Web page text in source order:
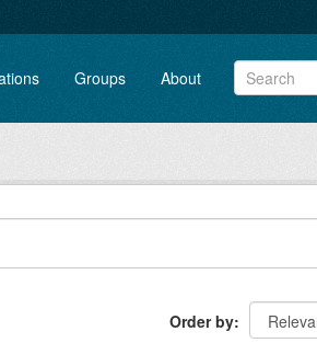
Groups About
Order by